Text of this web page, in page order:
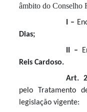
âmbito do Conselho
I –
Dias;
II –
Reis Cardoso.
Art.
pelo Tratamento
legislação vigente: